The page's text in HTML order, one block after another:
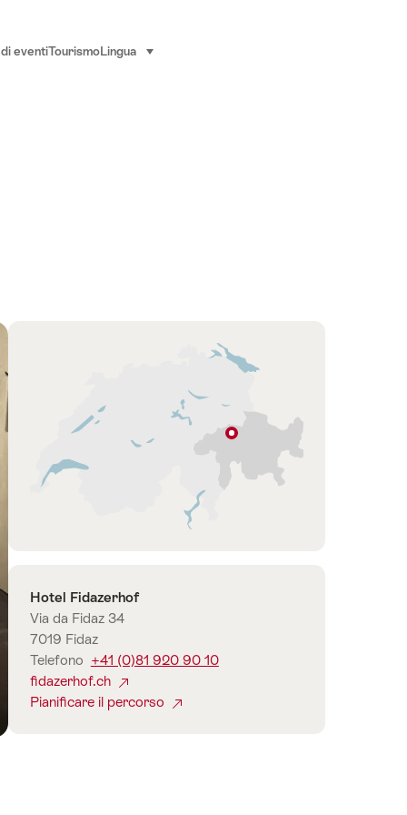
eventiTourismoLingua seleziona (clicca per visualizzare)
Panoramica
Grigioni
Contatto
Hotel Fidazerhof
Via da Fidaz 34
7019 Fidaz
Telefono +41 (0)81 920 90 10
fidazerhof.ch
Pianificare il percorso